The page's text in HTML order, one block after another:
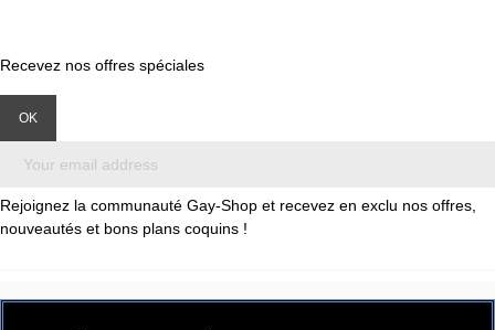
Recevez nos offres spéciales
Rejoignez la communauté Gay-Shop et recevez en exclu nos offres,
nouveautés et bons plans coquins !